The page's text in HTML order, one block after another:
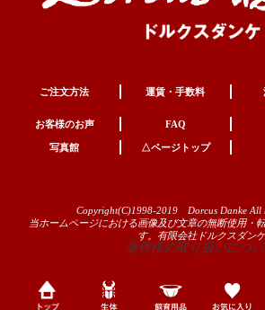
ご注文方法 運賃・手数料
お客様のお声 FAQ
写真館 △ページトップ
Copyright(C)1998-2019 Dorcus Danke All
当ホームページにおける画像及び文章の無断使用・
す。有限会社ドルクスダンケ
著作権の取り扱いにつ